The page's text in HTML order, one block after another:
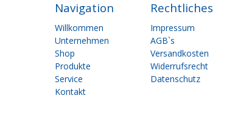
Navigation
Navigation
überspringen
Willkommen
Unternehmen
Shop
Produkte
Service
Kontakt
Rechtliches
Navigation
überspringen
Impressum
AGB`s
Versandkosten
Widerrufsrecht
Datenschutz